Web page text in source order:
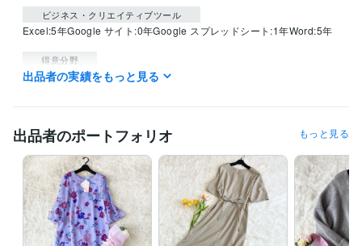
ビジネス・クリエイティブツール
Excel:5年Google サイト:0年Google スプレッドシート:1年Word:5年
得意分野
デザイン制作 webデザイン
出品者の実績をもっと見る
出品者のポートフォリオ もっと見る